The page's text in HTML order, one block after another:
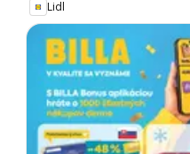
Lidl